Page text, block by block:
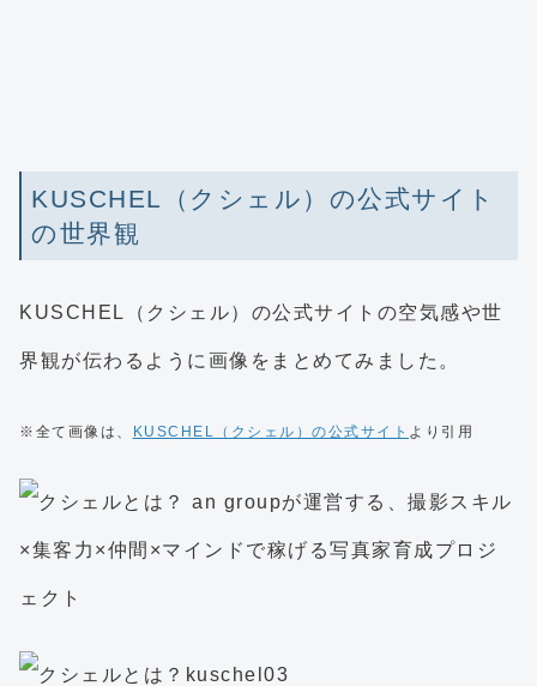
KUSCHEL（クシェル）の公式サイト
の世界観
KUSCHEL（クシェル）の公式サイトの空気感や世
界観が伝わるように画像をまとめてみました。
※全て画像は、 KUSCHEL（クシェル）の公式サイト より引用